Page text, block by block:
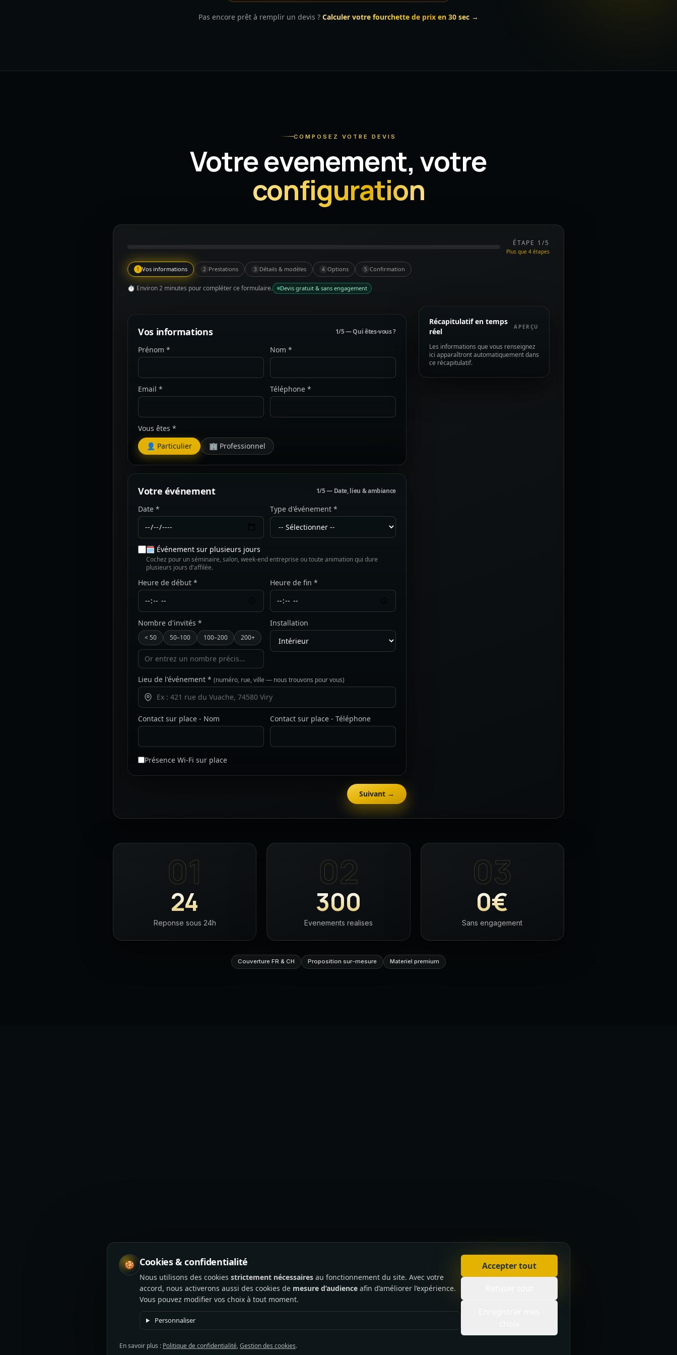
Pas encore prêt à remplir un devis ? Calculer votre fourchette de prix en 30 sec →
COMPOSEZ VOTRE DEVIS
Votre evenement, votre
configuration
ÉTAPE 1/5
Plus que 4 étapes
1 Vos informations 2 Prestations 3 Détails & modèles 4 Options 5 Confirmation
⏱ Environ 2 minutes pour compléter ce formulaire. Devis gratuit & sans engagement
Vos informations 1/5 — Qui êtes-vous ?
Prénom * Nom *
Email * Téléphone *
Vous êtes *
👤 Particulier
🏢 Professionnel
Votre événement 1/5 — Date, lieu & ambiance
Date * Type d'événement *
🗓️ Événement sur plusieurs jours
Cochez pour un séminaire, salon, week-end entreprise ou toute animation qui dure
plusieurs jours d'affilée.
Heure de début * Heure de fin *
Nombre d'invités *
< 50 50–100 100–200 200+
Installation
Lieu de l'événement * (numéro, rue, ville — nous trouvons pour vous)
Contact sur place - Nom Contact sur place - Téléphone
Présence Wi-Fi sur place
Suivant →
Récapitulatif en temps
réel
APERÇU
Les informations que vous renseignez
ici apparaîtront automatiquement dans
ce récapitulatif.
01
24
Reponse sous 24h
02
300
Evenements realises
03
0€
Sans engagement
Couverture FR & CH Proposition sur-mesure Materiel premium
🍪 Cookies & confidentialité
Nous utilisons des cookies strictement nécessaires au fonctionnement du site. Avec votre
accord, nous activerons aussi des cookies de mesure d’audience afin d’améliorer l’expérience.
Vous pouvez modifier vos choix à tout moment.
Personnaliser
Accepter tout
En savoir plus : Politique de confidentialité,Gestion des cookies.